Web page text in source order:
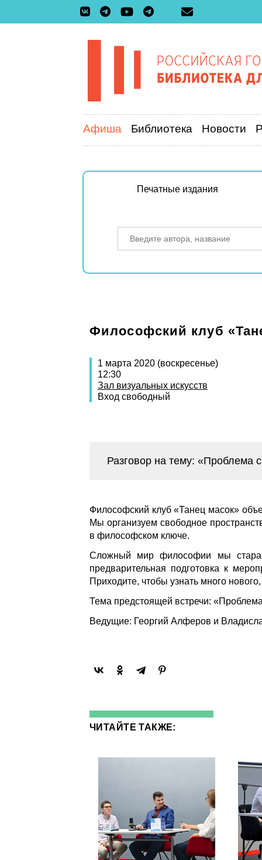
Афиша Библиотека Новости
Печатные издания
Философский клуб
1 марта 2020 (воскресенье)
12:30
Зал визуальных искусств
Вход свободный
Разговор на тему: «Проблема
Философский клуб «Танец масок»
Мы организуем свободное
в философском ключе.
Сложный мир философии мы
предварительная подготовка к
Приходите, чтобы узнать много
Тема предстоящей встречи:
Ведущие: Георгий Алферов и
ЧИТАЙТЕ ТАКЖЕ: